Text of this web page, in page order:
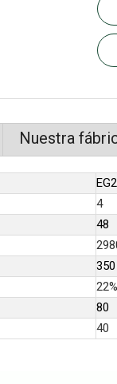
Nuestra
4
48
350
22%
80
40